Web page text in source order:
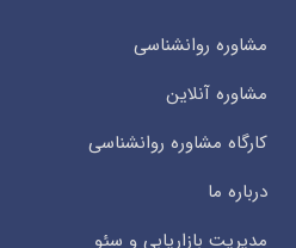
مشاوره روانشناسی
مشاوره آنلاین
کارگاه مشاوره روانشناسی
درباره ما
مدیریت بازاریابی و سئو